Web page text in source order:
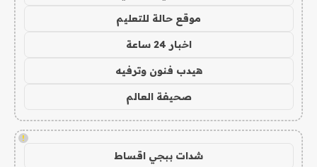
موقع حالة للتعليم
اخبار 24 ساعة
هيدب فنون وترفيه
صحيفة العالم
!
شدات ببجي اقساط